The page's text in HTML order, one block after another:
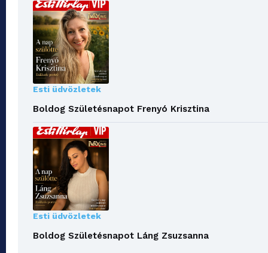
Esti üdvözletek
Boldog Születésnapot Frenyó Krisztina
Esti üdvözletek
Boldog Születésnapot Láng Zsuzsanna